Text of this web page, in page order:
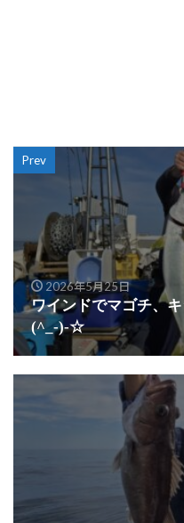
Prev
2026年5月25日
ワインドでマゴチ、
(^_-)-☆